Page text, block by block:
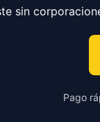
sin
Pago